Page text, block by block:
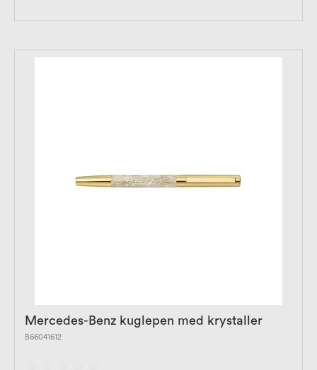
Mercedes-Benz kuglepen med krystaller
B66041612